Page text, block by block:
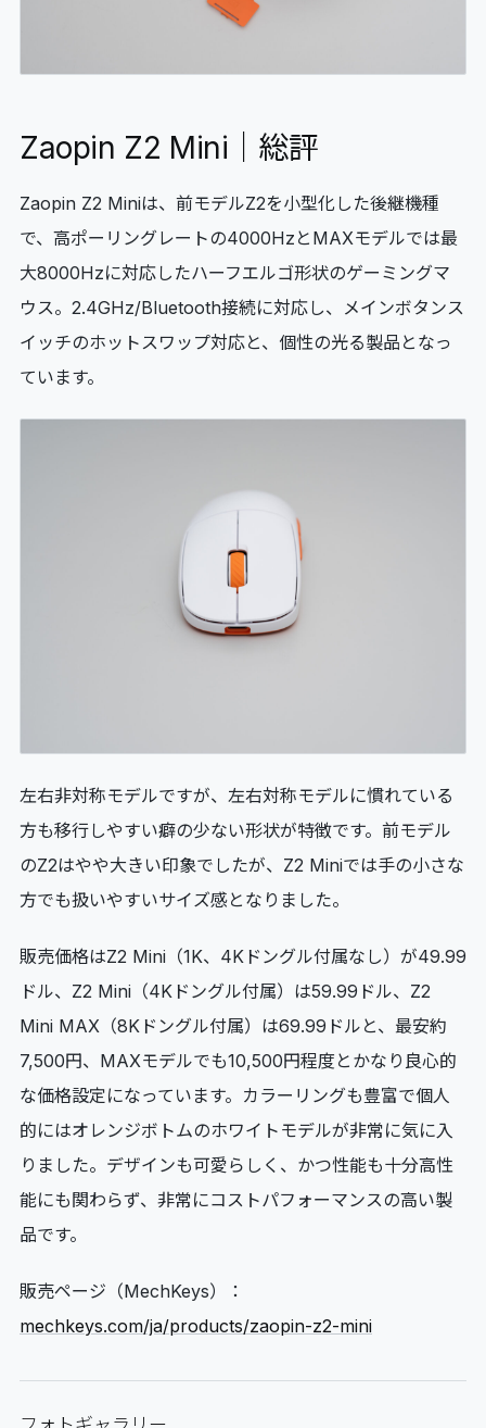
Zaopin Z2 Mini｜総評
Zaopin Z2 Miniは、前モデルZ2を小型化した後継機種
で、高ポーリングレートの4000HzとMAXモデルでは最
大8000Hzに対応したハーフエルゴ形状のゲーミングマ
ウス。2.4GHz/Bluetooth接続に対応し、メインボタンス
イッチのホットスワップ対応と、個性の光る製品となっ
ています。
左右非対称モデルですが、左右対称モデルに慣れている
方も移行しやすい癖の少ない形状が特徴です。前モデル
のZ2はやや大きい印象でしたが、Z2 Miniでは手の小さな
方でも扱いやすいサイズ感となりました。
販売価格はZ2 Mini（1K、4Kドングル付属なし）が49.99
ドル、Z2 Mini（4Kドングル付属）は59.99ドル、Z2
Mini MAX（8Kドングル付属）は69.99ドルと、最安約
7,500円、MAXモデルでも10,500円程度とかなり良心的
な価格設定になっています。カラーリングも豊富で個人
的にはオレンジボトムのホワイトモデルが非常に気に入
りました。デザインも可愛らしく、かつ性能も十分高性
能にも関わらず、非常にコストパフォーマンスの高い製
品です。
販売ページ（MechKeys）：
mechkeys.com/ja/products/zaopin-z2-mini